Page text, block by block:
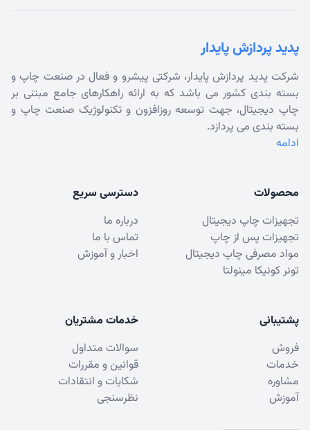
پدید پردازش پایدار
شرکت پدید پردازش پایدار، شرکتی پیشرو و فعال در صنعت چاپ و
بسته بندی کشور می باشد که به ارائه راهکارهای جامع مبتنی بر
چاپ دیجیتال، جهت توسعه روزافزون و تکنولوژیک صنعت چاپ و
بسته بندی می پردازد.
ادامه
محصولات
تجهیزات چاپ دیجیتال
تجهیزات پس از چاپ
مواد مصرفی چاپ دیجیتال
تونر کونیکا مینولتا
دسترسی سریع
درباره ما
تماس با ما
اخبار و آموزش
پشتیبانی
فروش
خدمات
مشاوره
آموزش
خدمات مشتریان
سوالات متداول
قوانین و مقررات
شکایات و انتقادات
نظرسنجی